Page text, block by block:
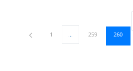
Pàgina
1 ...Pàgines intermèdies
Pàgina
259 Pàgina
260